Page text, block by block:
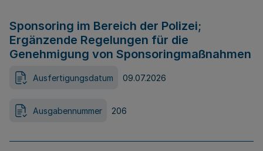
Sponsoring im Bereich der Polizei;
Ergänzende Regelungen für die
Genehmigung von Sponsoringmaßnahmen
Ausfertigungsdatum 09.07.2026
Ausgabennummer 206